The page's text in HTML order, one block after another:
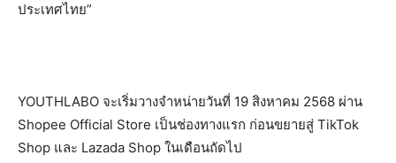
ประเทศไทย”
YOUTHLABO จะเริ่มวางจำหน่ายวันที่ 19 สิงหาคม 2568 ผ่าน
Shopee Official Store เป็นช่องทางแรก ก่อนขยายสู่ TikTok
Shop และ Lazada Shop ในเดือนถัดไป